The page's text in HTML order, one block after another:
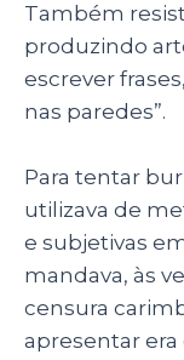
Também
produzindo
escrever
nas paredes”.
Para tentar
utilizava de
e subjetivas
mandava, às
censura
apresentar era